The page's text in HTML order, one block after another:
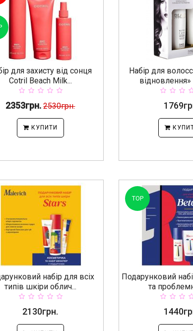
для захисту від сонця
Cotril Beach Milk...
2353грн. 2530грн.
КУПИТИ
Набір для
відновлення»
набір для всіх
типів шкіри облич...
2130грн.
TOP
Подарунковий
та